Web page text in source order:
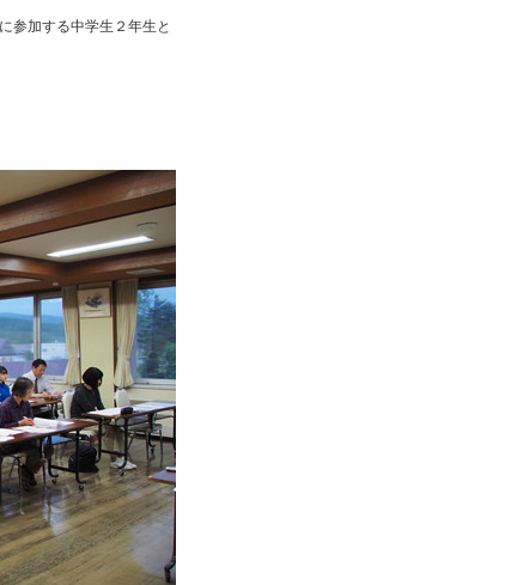
参加する中学生２年生と